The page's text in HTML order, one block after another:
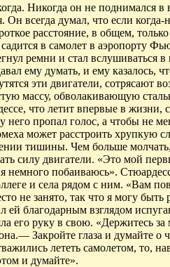
Никогда он не поднимался в
Он всегда думал, что если когда-
расстояние, в общем,
в самолет в аэропорту
ремни и стал вслушиваться
ему думать, и ему казалось,
эти двигатели, сотрясают
массу, обволакивающую
что летит впервые в жизни,
него пропал голос, а чтобы не
может расстроить хрупкую
тишины. Чем больше
силу двигатели. «Это мой
немного побаиваюсь».
и села рядом с ним. «Вам
не занято, так что я могу быть
ей благодарным взглядом
его руку в свою. «Держитесь за
Закройте глаза и думайте о
лететь самолетом, то,
и думайте».